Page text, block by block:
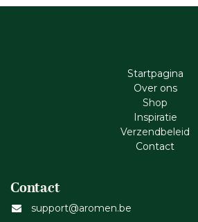
Startpagina
Ove​r​ ons
Shop
Inspiratie
Verzendbeleid
Cont​act
Contact
support@aromen.be